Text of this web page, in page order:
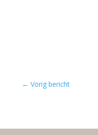
← Vorig bericht